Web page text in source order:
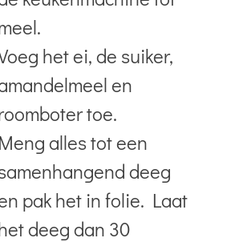
het ei, de suiker,
en
toe.
Meng alles tot een
deeg
pak het in folie. Laat
deeg dan 30